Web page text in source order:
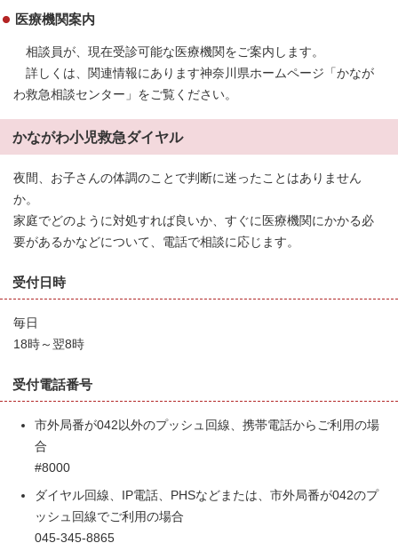
医療機関案内
相談員が、現在受診可能な医療機関をご案内します。
詳しくは、関連情報にあります神奈川県ホームページ「かなが
わ救急相談センター」をご覧ください。
かながわ小児救急ダイヤル
夜間、お子さんの体調のことで判断に迷ったことはありません
か。
家庭でどのように対処すれば良いか、すぐに医療機関にかかる必
要があるかなどについて、電話で相談に応じます。
受付日時
毎日
18時～翌8時
受付電話番号
市外局番が042以外のプッシュ回線、携帯電話からご利用の場
合
#8000
ダイヤル回線、IP電話、PHSなどまたは、市外局番が042のプ
ッシュ回線でご利用の場合
045-345-8865